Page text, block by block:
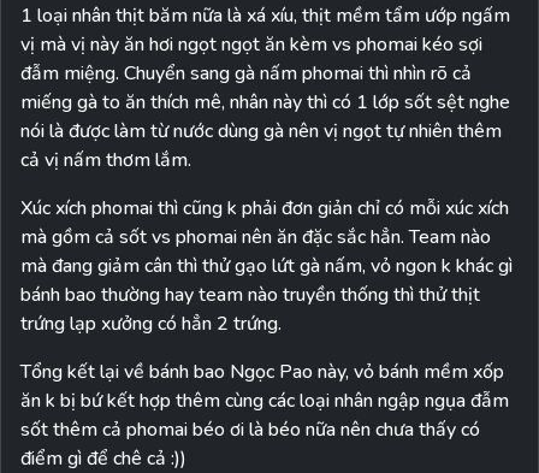
1 loại nhân thịt băm nữa là xá xíu, thịt mềm tẩm ướp ngấm
vị mà vị này ăn hơi ngọt ngọt ăn kèm vs phomai kéo sợi
đẫm miệng. Chuyển sang gà nấm phomai thì nhìn rõ cả
miếng gà to ăn thích mê, nhân này thì có 1 lớp sốt sệt nghe
nói là được làm từ nước dùng gà nên vị ngọt tự nhiên thêm
cả vị nấm thơm lắm.
Xúc xích phomai thì cũng k phải đơn giản chỉ có mỗi xúc xích
mà gồm cả sốt vs phomai nên ăn đặc sắc hẳn. Team nào
mà đang giảm cân thì thử gạo lứt gà nấm, vỏ ngon k khác gì
bánh bao thường hay team nào truyền thống thì thử thịt
trứng lạp xưởng có hẳn 2 trứng.
Tổng kết lại về bánh bao Ngọc Pao này, vỏ bánh mềm xốp
ăn k bị bứ kết hợp thêm cùng các loại nhân ngập ngụa đẫm
sốt thêm cả phomai béo ơi là béo nữa nên chưa thấy có
điểm gì để chê cả :))